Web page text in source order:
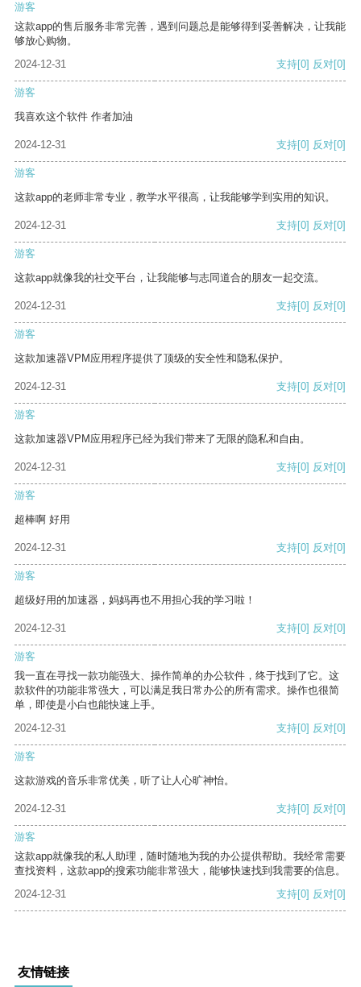
游客
这款app的售后服务非常完善，遇到问题总是能够得到妥善解决，让我能
够放心购物。
2024-12-31
支持[0] 反对[0]
游客
我喜欢这个软件 作者加油
2024-12-31 支持[0] 反对[0]
游客
这款app的老师非常专业，教学水平很高，让我能够学到实用的知识。
2024-12-31 支持[0] 反对[0]
游客
这款app就像我的社交平台，让我能够与志同道合的朋友一起交流。
2024-12-31 支持[0] 反对[0]
游客
这款加速器VPM应用程序提供了顶级的安全性和隐私保护。
2024-12-31 支持[0] 反对[0]
游客
这款加速器VPM应用程序已经为我们带来了无限的隐私和自由。
2024-12-31 支持[0] 反对[0]
游客
超棒啊 好用
2024-12-31 支持[0] 反对[0]
游客
超级好用的加速器，妈妈再也不用担心我的学习啦！
2024-12-31 支持[0] 反对[0]
游客
我一直在寻找一款功能强大、操作简单的办公软件，终于找到了它。这
款软件的功能非常强大，可以满足我日常办公的所有需求。操作也很简
单，即使是小白也能快速上手。
2024-12-31
支持[0] 反对[0]
游客
这款游戏的音乐非常优美，听了让人心旷神怡。
2024-12-31 支持[0] 反对[0]
游客
这款app就像我的私人助理，随时随地为我的办公提供帮助。我经常需要
查找资料，这款app的搜索功能非常强大，能够快速找到我需要的信息。
2024-12-31
支持[0] 反对[0]
友情链接